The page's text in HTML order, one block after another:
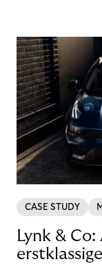
CASE STUDY
Lynk &